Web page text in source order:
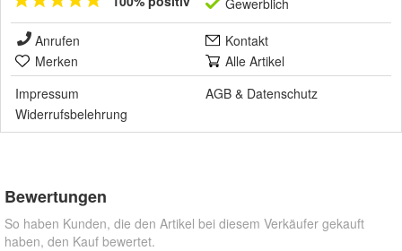
Anrufen
Kontakt
Merken
Alle Artikel
Impressum
AGB & Datenschutz
Widerrufsbelehrung
Bewertungen
So haben Kunden, die den Artikel bei diesem Verkäufer gekauft
haben, den Kauf bewertet.